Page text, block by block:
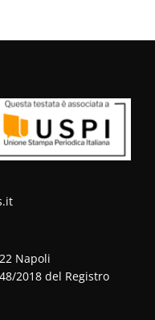
Napoli
2018 del Registro